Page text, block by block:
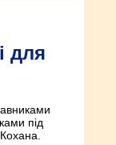
для
під